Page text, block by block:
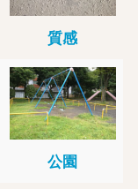
質感
公園